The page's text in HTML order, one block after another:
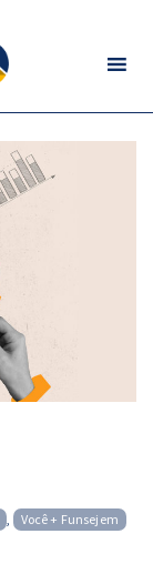
, Você + Funsejem